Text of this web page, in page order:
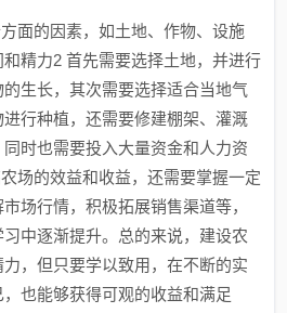
面的因素，如土地、作物、设施
精力2 首先需要选择土地，并进行
生长，其次需要选择适合当地气
行种植，还需要修建棚架、灌溉
时也需要投入大量资金和人力资
场的效益和收益，还需要掌握一定
场行情，积极拓展销售渠道等，
中逐渐提升。总的来说，建设农
，但只要学以致用，在不断的实
也能够获得可观的收益和满足